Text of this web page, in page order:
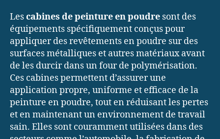
Lescabines de peinture en poudre sont des
équipements spécifiquement conçus pour
appliquer des revêtements en poudre sur des
surfaces métalliques et autres matériaux avant
de les durcir dans un four de polymérisation.
Ces cabines permettent d’assurer une
application propre, uniforme et efficace de la
peinture en poudre, tout en réduisant les pertes
et en maintenant un environnement de travail
sain. Elles sont couramment utilisées dans des